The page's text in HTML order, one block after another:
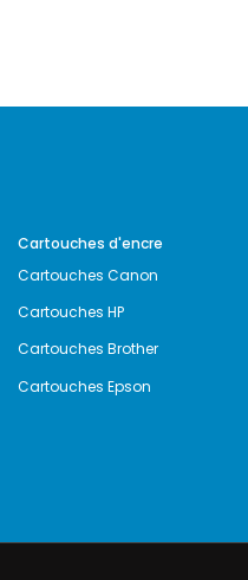
Cartouches d'encre
Cartouches Canon
Cartouches HP
Cartouches Brother
Cartouches Epson